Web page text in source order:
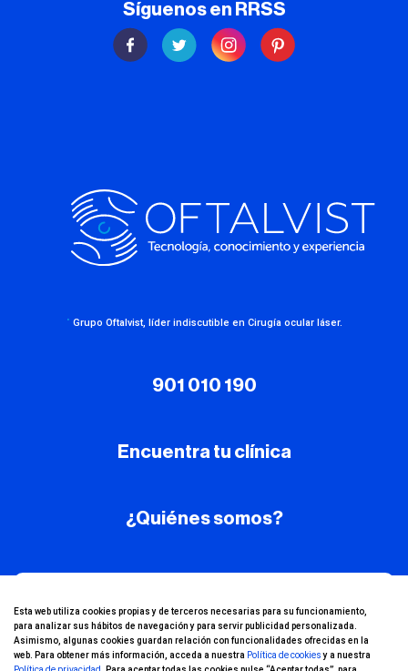
Síguenos en RRSS
· Grupo Oftalvist, líder indiscutible en Cirugía ocular láser.
901 010 190
Encuentra tu clínica
¿Quiénes somos?
¡Conoce nuestro
canal de YouTube!
Esta web utiliza cookies propias y de terceros necesarias para su funcionamiento,
para analizar sus hábitos de navegación y para servir publicidad personalizada.
Asimismo, algunas cookies guardan relación con funcionalidades ofrecidas en la
web. Para obtener más información, acceda a nuestra Política de cookiesy a nuestra